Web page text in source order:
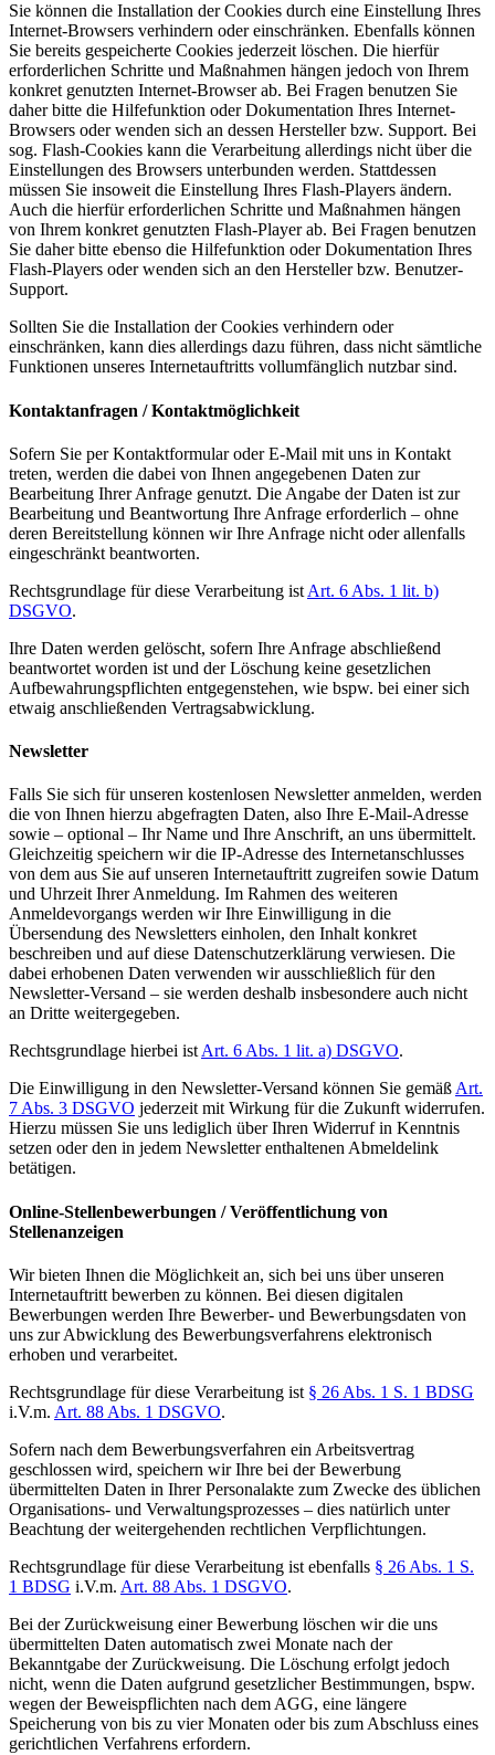
Sie können die Installation der Cookies durch eine Einstellung Ihres
Internet-Browsers verhindern oder einschränken. Ebenfalls können
Sie bereits gespeicherte Cookies jederzeit löschen. Die hierfür
erforderlichen Schritte und Maßnahmen hängen jedoch von Ihrem
konkret genutzten Internet-Browser ab. Bei Fragen benutzen Sie
daher bitte die Hilfefunktion oder Dokumentation Ihres Internet-
Browsers oder wenden sich an dessen Hersteller bzw. Support. Bei
sog. Flash-Cookies kann die Verarbeitung allerdings nicht über die
Einstellungen des Browsers unterbunden werden. Stattdessen
müssen Sie insoweit die Einstellung Ihres Flash-Players ändern.
Auch die hierfür erforderlichen Schritte und Maßnahmen hängen
von Ihrem konkret genutzten Flash-Player ab. Bei Fragen benutzen
Sie daher bitte ebenso die Hilfefunktion oder Dokumentation Ihres
Flash-Players oder wenden sich an den Hersteller bzw. Benutzer-
Support.
Sollten Sie die Installation der Cookies verhindern oder
einschränken, kann dies allerdings dazu führen, dass nicht sämtliche
Funktionen unseres Internetauftritts vollumfänglich nutzbar sind.
Kontaktanfragen / Kontaktmöglichkeit
Sofern Sie per Kontaktformular oder E-Mail mit uns in Kontakt
treten, werden die dabei von Ihnen angegebenen Daten zur
Bearbeitung Ihrer Anfrage genutzt. Die Angabe der Daten ist zur
Bearbeitung und Beantwortung Ihre Anfrage erforderlich – ohne
deren Bereitstellung können wir Ihre Anfrage nicht oder allenfalls
eingeschränkt beantworten.
Rechtsgrundlage für diese Verarbeitung ist Art. 6 Abs. 1 lit. b)
DSGVO.
Ihre Daten werden gelöscht, sofern Ihre Anfrage abschließend
beantwortet worden ist und der Löschung keine gesetzlichen
Aufbewahrungspflichten entgegenstehen, wie bspw. bei einer sich
etwaig anschließenden Vertragsabwicklung.
Newsletter
Falls Sie sich für unseren kostenlosen Newsletter anmelden, werden
die von Ihnen hierzu abgefragten Daten, also Ihre E-Mail-Adresse
sowie – optional – Ihr Name und Ihre Anschrift, an uns übermittelt.
Gleichzeitig speichern wir die IP-Adresse des Internetanschlusses
von dem aus Sie auf unseren Internetauftritt zugreifen sowie Datum
und Uhrzeit Ihrer Anmeldung. Im Rahmen des weiteren
Anmeldevorgangs werden wir Ihre Einwilligung in die
Übersendung des Newsletters einholen, den Inhalt konkret
beschreiben und auf diese Datenschutzerklärung verwiesen. Die
dabei erhobenen Daten verwenden wir ausschließlich für den
Newsletter-Versand – sie werden deshalb insbesondere auch nicht
an Dritte weitergegeben.
Rechtsgrundlage hierbei istArt. 6 Abs. 1 lit. a) DSGVO.
Die Einwilligung in den Newsletter-Versand können Sie gemäßArt.
7 Abs. 3 DSGVO jederzeit mit Wirkung für die Zukunft widerrufen.
Hierzu müssen Sie uns lediglich über Ihren Widerruf in Kenntnis
setzen oder den in jedem Newsletter enthaltenen Abmeldelink
betätigen.
Online-Stellenbewerbungen / Veröffentlichung von
Stellenanzeigen
Wir bieten Ihnen die Möglichkeit an, sich bei uns über unseren
Internetauftritt bewerben zu können. Bei diesen digitalen
Bewerbungen werden Ihre Bewerber- und Bewerbungsdaten von
uns zur Abwicklung des Bewerbungsverfahrens elektronisch
erhoben und verarbeitet.
Rechtsgrundlage für diese Verarbeitung ist § 26 Abs. 1 S. 1 BDSG
i.V.m. Art. 88 Abs. 1 DSGVO.
Sofern nach dem Bewerbungsverfahren ein Arbeitsvertrag
geschlossen wird, speichern wir Ihre bei der Bewerbung
übermittelten Daten in Ihrer Personalakte zum Zwecke des üblichen
Organisations- und Verwaltungsprozesses – dies natürlich unter
Beachtung der weitergehenden rechtlichen Verpflichtungen.
Rechtsgrundlage für diese Verarbeitung ist ebenfalls § 26 Abs. 1 S.
1 BDSG i.V.m. Art. 88 Abs. 1 DSGVO.
Bei der Zurückweisung einer Bewerbung löschen wir die uns
übermittelten Daten automatisch zwei Monate nach der
Bekanntgabe der Zurückweisung. Die Löschung erfolgt jedoch
nicht, wenn die Daten aufgrund gesetzlicher Bestimmungen, bspw.
wegen der Beweispflichten nach dem AGG, eine längere
Speicherung von bis zu vier Monaten oder bis zum Abschluss eines
gerichtlichen Verfahrens erfordern.